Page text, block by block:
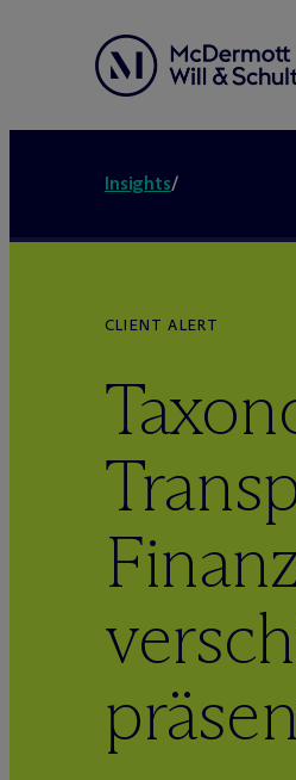
Insights/
CLIENT ALERT